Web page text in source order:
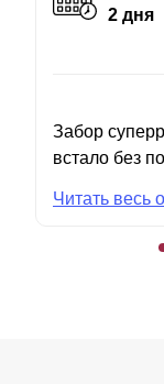
2 дня
Забор
встало без
Читать весь